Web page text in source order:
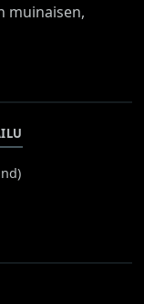
muinaisen,
)